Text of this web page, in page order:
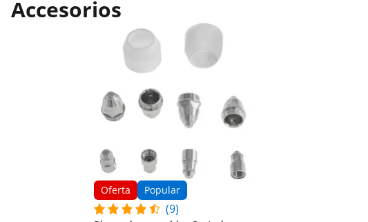
Accesorios
Oferta Popular
(9)